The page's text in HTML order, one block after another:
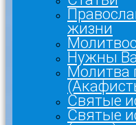
жизни
Нужны
Молитва
Святые
Святые